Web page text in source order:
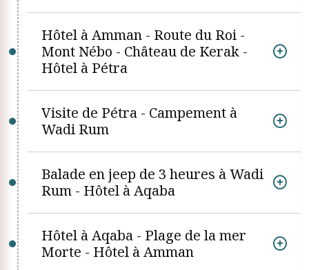
Hôtel à Amman - Route du Roi -
Mont Nébo - Château de Kerak -
Hôtel à Pétra
Visite de Pétra - Campement à
Wadi Rum
Balade en jeep de 3 heures à Wadi
Rum - Hôtel à Aqaba
Hôtel à Aqaba - Plage de la mer
Morte - Hôtel à Amman